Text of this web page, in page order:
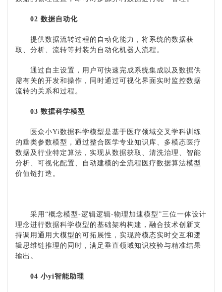
02 数据自动化
提供数据流转过程的自动化能力，将系统的数据获
取、分析、流转等封装为自动化机器人流程。
通过自主设置，用户可快速完成系统集成以及数据供
需有关的开发和操作，同时通过可视化界面实时监控数据
流转的关系和过程。
03 数据科学模型
医众小Yi数据科学模型是基于医疗领域交叉学科训练
的垂类参数模型，通过整合医学专业知识库、多模态医疗
数据及行业特定算法，实现从数据获取、清洗治理、智能
分析、可视化配置、自动建模的全流程医疗数据算法模型
价值链打造。
采用 “概念模型-逻辑逻辑-物理加速模型”三位一体设计
理念进行数据科学模型的基础架构构建，融合技术创新支
持调用通用大模型的可拓展性，实现跨模态实时交互和逻
辑思维链推理的同时，满足垂直领域知识校验与精准结果
输出。
04 小yi智能助理